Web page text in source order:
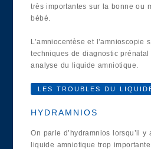
très importantes sur la bonne ou
bébé.
L’amniocentèse et l’amnioscopie
techniques de diagnostic
analyse du liquide amniotique.
LES TROUBLES DU
HYDRAMNIOS
On parle d’hydramnios lorsqu’il y
liquide amniotique trop